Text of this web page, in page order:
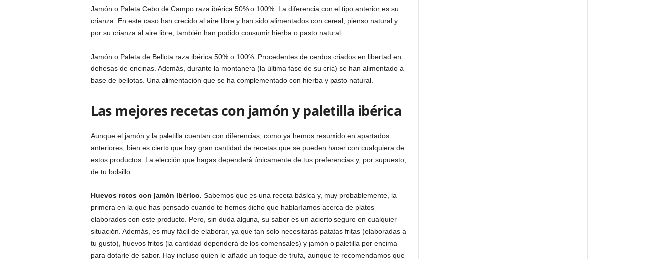
Jamón o Paleta Cebo de Campo raza ibérica 50% o 100%. La diferencia con el tipo anterior es su
crianza. En este caso han crecido al aire libre y han sido alimentados con cereal, pienso natural y
por su crianza al aire libre, también han podido consumir hierba o pasto natural.
Jamón o Paleta de Bellota raza ibérica 50% o 100%. Procedentes de cerdos criados en libertad en
dehesas de encinas. Además, durante la montanera (la última fase de su cría) se han alimentado a
base de bellotas. Una alimentación que se ha complementado con hierba y pasto natural.
Las mejores recetas con jamón y paletilla ibérica
Aunque el jamón y la paletilla cuentan con diferencias, como ya hemos resumido en apartados
anteriores, bien es cierto que hay gran cantidad de recetas que se pueden hacer con cualquiera de
estos productos. La elección que hagas dependerá únicamente de tus preferencias y, por supuesto,
de tu bolsillo.
Huevos rotos con jamón ibérico. Sabemos que es una receta básica y, muy probablemente, la
primera en la que has pensado cuando te hemos dicho que hablaríamos acerca de platos
elaborados con este producto. Pero, sin duda alguna, su sabor es un acierto seguro en cualquier
situación. Además, es muy fácil de elaborar, ya que tan solo necesitarás patatas fritas (elaboradas a
tu gusto), huevos fritos (la cantidad dependerá de los comensales) y jamón o paletilla por encima
para dotarle de sabor. Hay incluso quien le añade un toque de trufa, aunque te recomendamos que